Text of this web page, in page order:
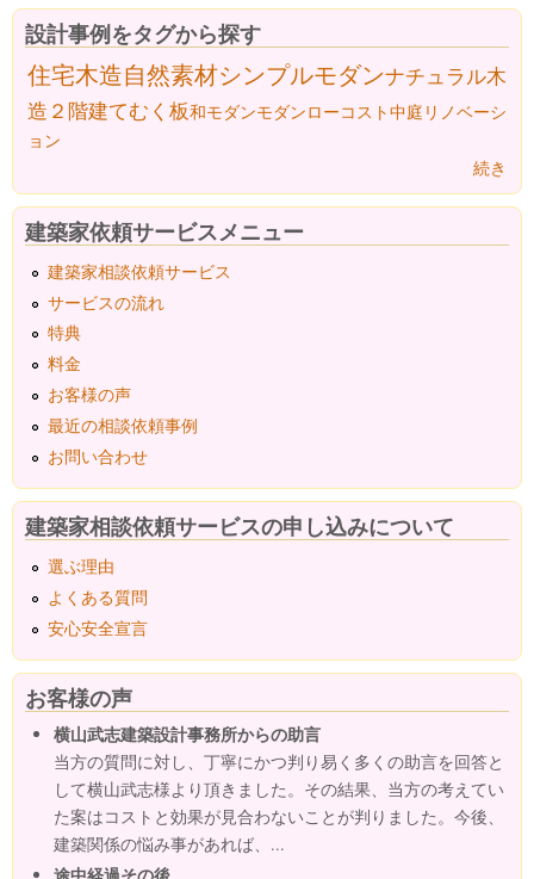
設計事例をタグから探す
住宅木造自然素材シンプルモダンナチュラル木
造２階建てむく板和モダンモダンローコスト中庭 リノベーシ
ョン
続き
建築家依頼サービスメニュー
建築家相談依頼サービス
サービスの流れ
特典
料金
お客様の声
最近の相談依頼事例
お問い合わせ
建築家相談依頼サービスの申し込みについて
選ぶ理由
よくある質問
安心安全宣言
お客様の声
横山武志建築設計事務所からの助言
当方の質問に対し、丁寧にかつ判り易く多くの助言を回答と
して横山武志様より頂きました。その結果、当方の考えてい
た案はコストと効果が見合わないことが判りました。今後、
建築関係の悩み事があれば、...